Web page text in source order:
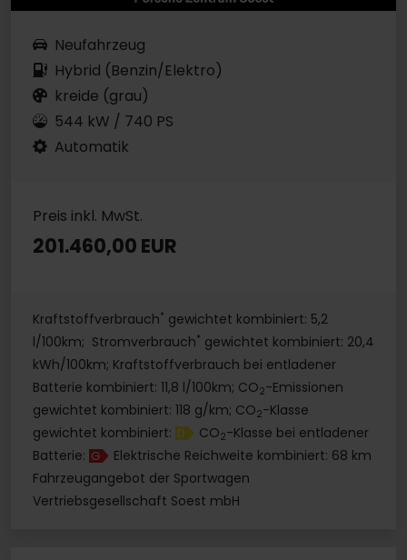
Neufahrzeug
Hybrid (Benzin/Elektro)
kreide (grau)
544 kW / 740 PS
Automatik
Preis inkl. MwSt.
201.460,00 EUR
Kraftstoffverbrauch* gewichtet kombiniert: 5,2
l/100km; Stromverbrauch* gewichtet kombiniert: 20,4
kWh/100km; Kraftstoffverbrauch bei entladener
Batterie kombiniert: 11,8 l/100km; CO2-Emissionen
gewichtet kombiniert: 118 g/km; CO2-Klasse
gewichtet kombiniert: D CO2-Klasse bei entladener
Batterie: G
Elektrische Reichweite kombiniert: 68 km
Fahrzeugangebot der Sportwagen
Vertriebsgesellschaft Soest mbH